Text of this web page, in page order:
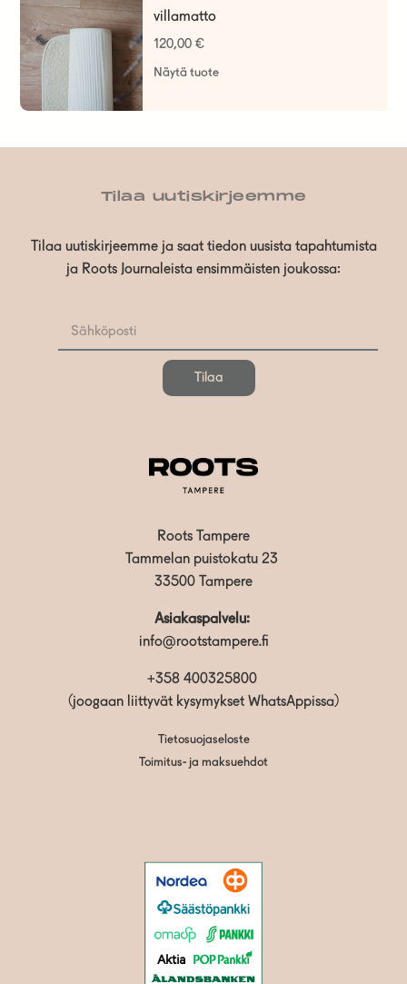
villamatto
120,00 €
Näytä tuote
Tilaa uutiskirjeemme
Tilaa uutiskirjeemme ja saat tiedon uusista tapahtumista
ja Roots Journaleista ensimmäisten joukossa:
Tilaa
Roots Tampere
Tammelan puistokatu 23
33500 Tampere
Asiakaspalvelu:
info@rootstampere.fi
+358 400325800
(joogaan liittyvät kysymykset WhatsAppissa)
Tietosuojaseloste
Toimitus- ja maksuehdot